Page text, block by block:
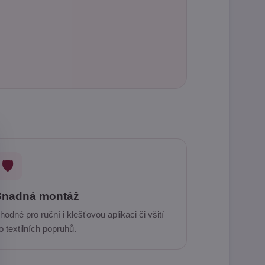
🛡️
montáž
pro ruční i klešťovou aplikaci či všití
textilních popruhů.